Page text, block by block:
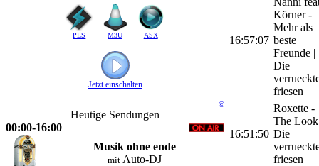
PLS M3U ASX
Jetzt einschalten
©
Heutige Sendungen
00:00-16:00
Musik ohne ende
mitAuto-DJ
16:57:07
Körner -
Mehr als
beste
Freunde |
Die
friesen
16:51:50
Roxette -
The
Die
friesen